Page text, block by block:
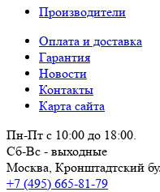
Производители
Оплата и доставка
Гарантия
Новости
Контакты
Карта сайта
Пн-Пт с 10:00 до 18:00.
Сб-Вс - выходные
Москва, Кронштадтский
+7 (495) 665-81-79